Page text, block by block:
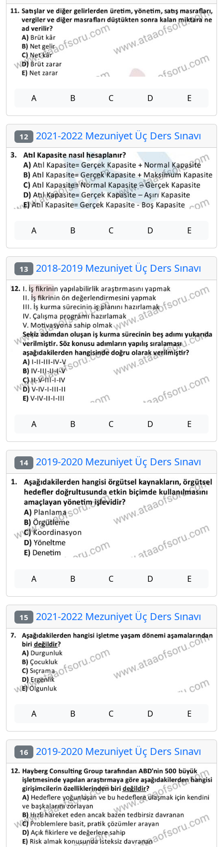
A B C D E
12 2021-2022 Mezuniyet Üç Ders Sınavı
A B C D E
13 2018-2019 Mezuniyet Üç Ders Sınavı
A B C D E
14 2019-2020 Mezuniyet Üç Ders Sınavı
A B C D E
15 2021-2022 Mezuniyet Üç Ders Sınavı
A B C D E
16 2019-2020 Mezuniyet Üç Ders Sınavı